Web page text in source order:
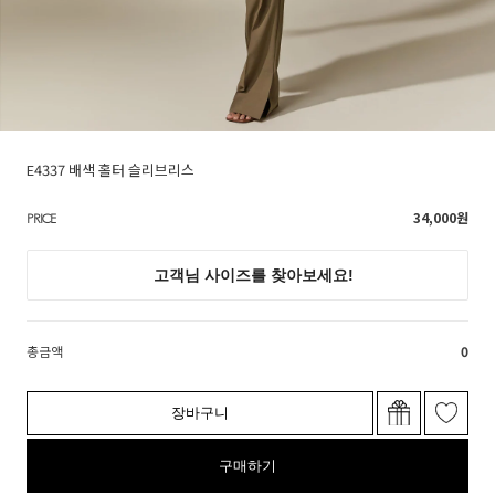
E4337 배색 홀터 슬리브리스
PRICE 34,000원
총금액 0
장바구니
구매하기